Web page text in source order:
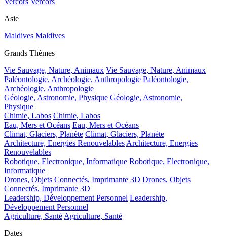
Asie
Maldives Maldives
Grands Thèmes
Vie Sauvage, Nature, Animaux Vie Sauvage, Nature, Animaux
Paléontologie, Archéologie, Anthropologie Paléontologie,
Archéologie, Anthropologie
Géologie, Astronomie, Physique Géologie, Astronomie,
Physique
Chimie, Labos Chimie, Labos
Eau, Mers et Océans Eau, Mers et Océans
Climat, Glaciers, Planète Climat, Glaciers, Planète
Architecture, Energies Renouvelables Architecture, Energies
Renouvelables
Robotique, Electronique, Informatique Robotique, Electronique,
Informatique
Drones, Objets Connectés, Imprimante 3D Drones, Objets
Connectés, Imprimante 3D
Leadership, Développement Personnel Leadership,
Développement Personnel
Agriculture, Santé Agriculture, Santé
Dates